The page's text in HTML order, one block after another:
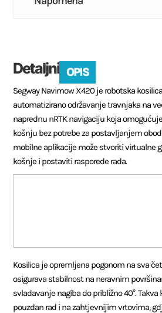
Detaljni OPIS
Segway Navimow X420 je robotska
automatizirano održavanje travnjaka na
naprednu nRTK navigaciju koja
košnju bez potrebe za postavljanjem
mobilne aplikacije može stvoriti virtualne
košnje i postaviti rasporede rada.
Kosilica je opremljena pogonom na sva
osigurava stabilnost na neravnim
svladavanje nagiba do približno 40°.
pouzdan rad i na zahtjevnijim vrtovima,